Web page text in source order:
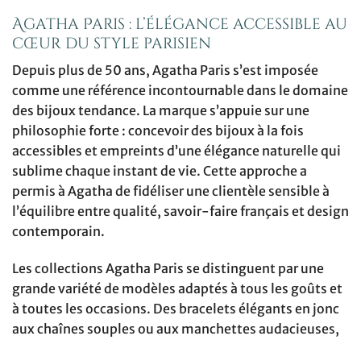
Agatha Paris : l’élégance accessible au
cœur du style parisien
Depuis plus de 50 ans, Agatha Paris s’est imposée
comme une référence incontournable dans le domaine
des bijoux tendance. La marque s’appuie sur une
philosophie forte : concevoir des bijoux à la fois
accessibles et empreints d’une élégance naturelle qui
sublime chaque instant de vie. Cette approche a
permis à Agatha de fidéliser une clientèle sensible à
l’équilibre entre qualité, savoir-faire français et design
contemporain.
Les collections Agatha Paris se distinguent par une
grande variété de modèles adaptés à tous les goûts et
à toutes les occasions. Des bracelets élégants en jonc
aux chaînes souples ou aux manchettes audacieuses,